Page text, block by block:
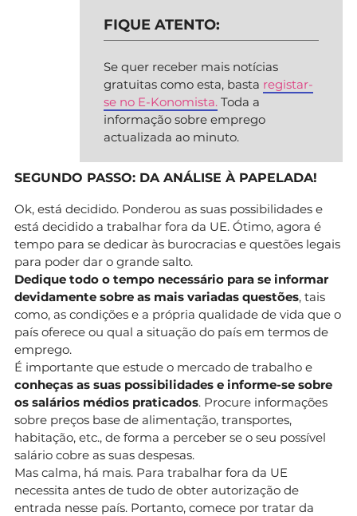
FIQUE ATENTO:
Se quer receber mais notícias
gratuitas como esta, basta registar-
se no E-Konomista. Toda a
informação sobre emprego
actualizada ao minuto.
SEGUNDO PASSO: DA ANÁLISE À PAPELADA!
Ok, está decidido. Ponderou as suas possibilidades e
está decidido a trabalhar fora da UE. Ótimo, agora é
tempo para se dedicar às burocracias e questões legais
para poder dar o grande salto.
Dedique todo o tempo necessário para se informar
devidamente sobre as mais variadas questões, tais
como, as condições e a própria qualidade de vida que o
país oferece ou qual a situação do país em termos de
emprego.
É importante que estude o mercado de trabalho e
conheças as suas possibilidades e informe-se sobre
os salários médios praticados. Procure informações
sobre preços base de alimentação, transportes,
habitação, etc., de forma a perceber se o seu possível
salário cobre as suas despesas.
Mas calma, há mais. Para trabalhar fora da UE
necessita antes de tudo de obter autorização de
entrada nesse país. Portanto, comece por tratar da